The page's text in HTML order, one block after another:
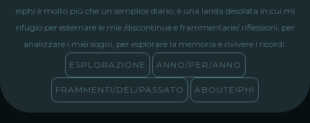
eiphi è molto più che un semplice diario, è una landa desolata in cui mi
rifugio per esternare le mie /discontinue e frammentarie/ riflessioni, per
analizzare i miei sogni, per esplorare la memoria e rivivere i ricordi.
ESPLORAZIONE
ANNO/PER/ANNO
FRAMMENTI/DEL/PASSATO ABOUTEIPHI